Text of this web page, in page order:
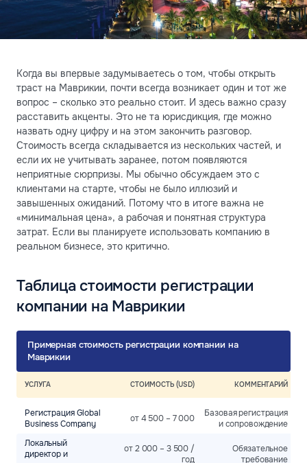
Когда вы впервые задумываетесь о том, чтобы открыть
траст на Маврикии, почти всегда возникает один и тот же
вопрос – сколько это реально стоит. И здесь важно сразу
расставить акценты. Это не та юрисдикция, где можно
назвать одну цифру и на этом закончить разговор.
Стоимость всегда складывается из нескольких частей, и
если их не учитывать заранее, потом появляются
неприятные сюрпризы. Мы обычно обсуждаем это с
клиентами на старте, чтобы не было иллюзий и
завышенных ожиданий. Потому что в итоге важна не
«минимальная цена», а рабочая и понятная структура
затрат. Если вы планируете использовать компанию в
реальном бизнесе, это критично.
Таблица стоимости регистрации
компании на Маврикии
Примерная стоимость регистрации компании на
Маврикии
УСЛУГА СТОИМОСТЬ (USD) КОММЕНТАРИЙ
Регистрация Global
Business Company
от 4 500 – 7 000
Базовая регистрация
и сопровождение
Локальный
директор и
от 2 000 – 3 500 /
год
Обязательное
требование